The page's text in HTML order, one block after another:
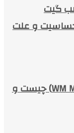
گیت
و علت
بروکر دبلیو ام مارکتس (WM Markets) چیست و